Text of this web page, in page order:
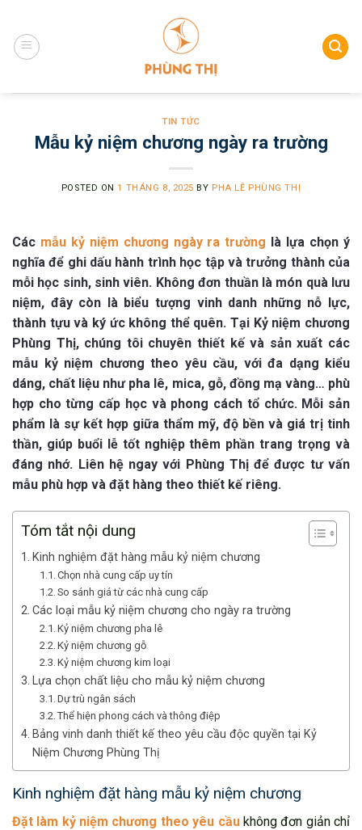
content
TIN TỨC
Mẫu kỷ niệm chương ngày ra trường
POSTED ON 1 THÁNG 8, 2025 BY PHA LÊ PHÙNG THỊ
Các mẫu kỷ niệm chương ngày ra trường là lựa chọn ý
nghĩa để ghi dấu hành trình học tập và trưởng thành của
mỗi học sinh, sinh viên. Không đơn thuần là món quà lưu
niệm, đây còn là biểu tượng vinh danh những nỗ lực,
thành tựu và ký ức không thể quên. Tại Kỷ niệm chương
Phùng Thị, chúng tôi chuyên thiết kế và sản xuất các
mẫu kỷ niệm chương theo yêu cầu, với đa dạng kiểu
dáng, chất liệu như pha lê, mica, gỗ, đồng mạ vàng… phù
hợp cho từng cấp học và phong cách tổ chức. Mỗi sản
phẩm là sự kết hợp giữa thẩm mỹ, độ bền và giá trị tinh
thần, giúp buổi lễ tốt nghiệp thêm phần trang trọng và
đáng nhớ. Liên hệ ngay với Phùng Thị để được tư vấn
mẫu phù hợp và đặt hàng theo thiết kế riêng.
Tóm tắt nội dung
Kinh nghiệm đặt hàng mẫu kỷ niệm chương
Chọn nhà cung cấp uy tín
So sánh giá từ các nhà cung cấp
Các loại mẫu kỷ niệm chương cho ngày ra trường
Kỷ niệm chương pha lê
Kỷ niệm chương gỗ
Kỷ niệm chương kim loại
Lựa chọn chất liệu cho mẫu kỷ niệm chương
Dự trù ngân sách
Thể hiện phong cách và thông điệp
Bảng vinh danh thiết kế theo yêu cầu độc quyền tại Kỷ
Niệm Chương Phùng Thị
Kinh nghiệm đặt hàng mẫu kỷ niệm chương
Đặt làm kỷ niệm chương theo yêu cầukhông đơn giản chỉ